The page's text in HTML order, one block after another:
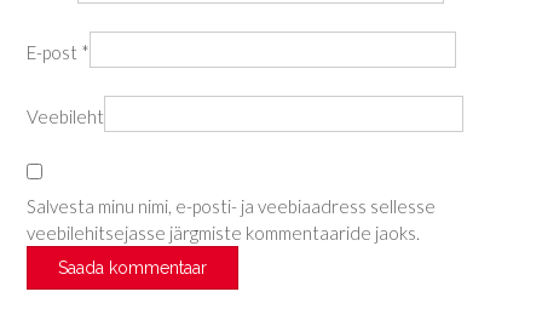
E-post *
Veebileht
Salvesta minu nimi, e-posti- ja veebiaadress sellesse
veebilehitsejasse järgmiste kommentaaride jaoks.